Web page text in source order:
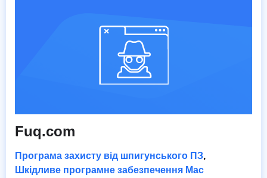
Fuq.com
Програма захисту від шпигунського ПЗ,
Шкідливе програмне забезпечення Mac